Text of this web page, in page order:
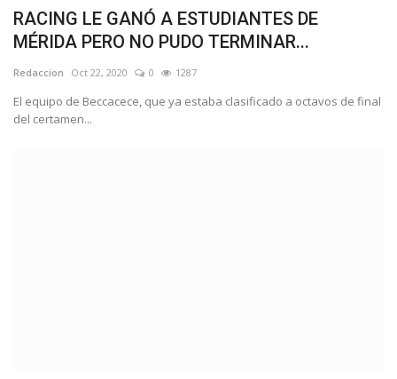
RACING LE GANÓ A ESTUDIANTES DE
MÉRIDA PERO NO PUDO TERMINAR...
Redaccion Oct 22, 2020 0 1287
El equipo de Beccacece, que ya estaba clasificado a octavos de final
del certamen...